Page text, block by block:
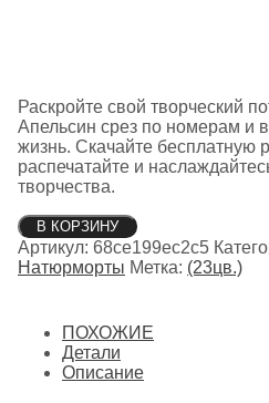
Раскройте свой творческий
Апельсин срез по номерам и
жизнь. Скачайте бесплатную
распечатайте и
творчества.
Количество
товара
Апельсин
В КОРЗИНУ
Артикул: 68ce199ec2c5
Натюрморты Метка: (23цв.)
ПОХОЖИЕ
Детали
Описание